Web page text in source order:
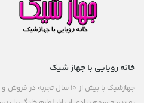
خانه رویایی با جهاز شیک
جهازشیک با بیش از 10